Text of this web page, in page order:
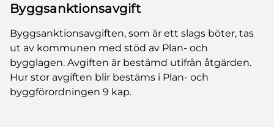
Byggsanktionsavgift
Byggsanktionsavgiften, som är ett slags böter, tas
ut av kommunen med stöd av Plan- och
bygglagen. Avgiften är bestämd utifrån åtgärden.
Hur stor avgiften blir bestäms i Plan- och
byggförordningen 9 kap.